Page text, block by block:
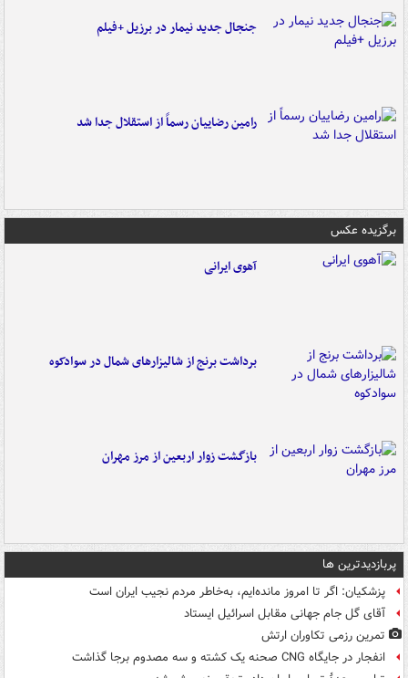
جنجال جدید نیمار در برزیل +فیلم
رامین رضاییان رسماً از استقلال جدا شد
برگزیده عکس
آهوی ایرانی
برداشت برنج از شالیزارهای شمال در سوادکوه
بازگشت زوار اربعین از مرز مهران
پربازدیدترین ها
پزشکیان: اگر تا امروز مانده‌ایم، به‌خاطر مردم نجیب ایران است
آقای گل جام جهانی مقابل اسرائیل ایستاد
تمرین رزمی تکاوران ارتش
انفجار در جایگاه CNG صحنه یک کشته و سه مصدوم برجا گذاشت